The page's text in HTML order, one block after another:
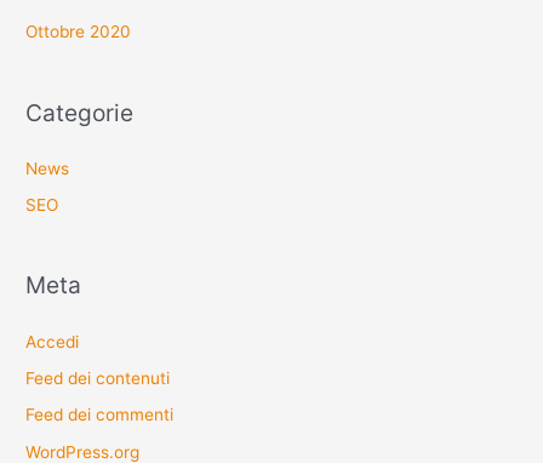
Ottobre 2020
Categorie
News
SEO
Meta
Accedi
Feed dei contenuti
Feed dei commenti
WordPress.org